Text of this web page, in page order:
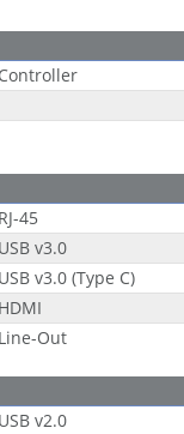
Controller
RJ-45
USB v3.0
USB v3.0 (Type C)
HDMI
Line-Out
USB v2.0